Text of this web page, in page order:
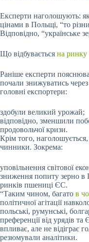
Експерти наголошують:
цінами в Польщі, “то
Відповідно, “українське
Що відбувається на ринку
Раніше експерти
почали знижуватись
головні експортери:
здобули великий урожай;
відповідно, зменшили
продовольчої кризи.
Крім того,
чинники. Зокрема:
уповільнення світової
зниження попиту зерно в
ринків пшениці ЄС.
“Таким чином, багато в
політичної агітації
польські, румунські,
преференції від урядів
впливає, але не відіграє
резюмували аналітики.